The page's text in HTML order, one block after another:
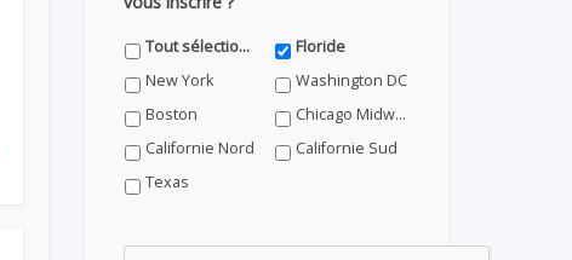
Tout sélectionner
Floride
New York
Washington DC
Boston
Chicago Midwest
Californie Nord
Californie Sud
Texas